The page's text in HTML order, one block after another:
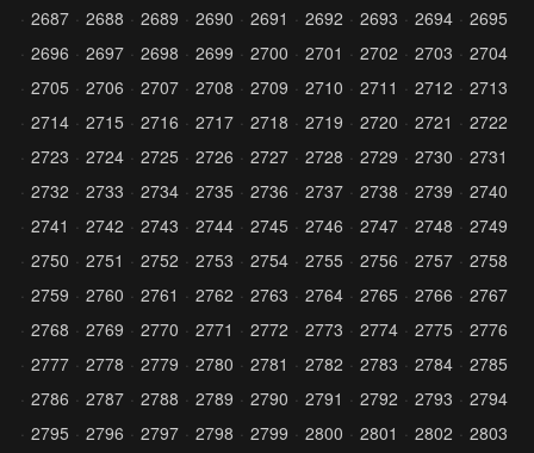
2687
2688 2689 2690 2691 2692 2693 2694
2695
2696
2697 2698 2699 2700 2701 2702 2703
2704
2705
2706 2707 2708 2709 2710 2711 2712
2713
2714
2715 2716 2717 2718 2719 2720 2721
2722
2723
2724 2725 2726 2727 2728 2729 2730
2731
2732
2733 2734 2735 2736 2737 2738 2739
2740
2741
2742 2743 2744 2745 2746 2747 2748
2749
2750
2751 2752 2753 2754 2755 2756 2757
2758
2759
2760 2761 2762 2763 2764 2765 2766
2767
2768
2769 2770 2771 2772 2773 2774 2775
2776
2777
2778 2779 2780 2781 2782 2783 2784
2785
2786
2787 2788 2789 2790 2791 2792 2793
2794
2795
2796 2797 2798 2799 2800 2801 2802
2803